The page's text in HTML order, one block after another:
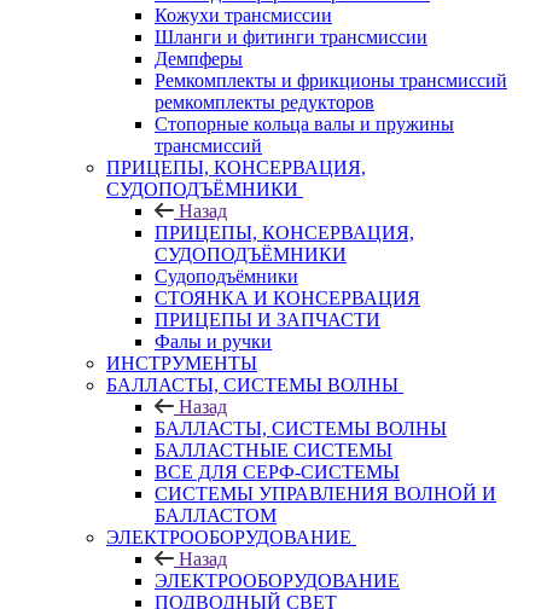
Кожухи трансмиссии
Шланги и фитинги трансмиссии
Демпферы
Ремкомплекты и фрикционы трансмиссий
ремкомплекты редукторов
Стопорные кольца валы и пружины
трансмиссий
ПРИЦЕПЫ, КОНСЕРВАЦИЯ,
СУДОПОДЪЁМНИКИ
Назад
ПРИЦЕПЫ, КОНСЕРВАЦИЯ,
СУДОПОДЪЁМНИКИ
Судоподъёмники
СТОЯНКА И КОНСЕРВАЦИЯ
ПРИЦЕПЫ И ЗАПЧАСТИ
Фалы и ручки
ИНСТРУМЕНТЫ
БАЛЛАСТЫ, СИСТЕМЫ ВОЛНЫ
Назад
БАЛЛАСТЫ, СИСТЕМЫ ВОЛНЫ
БАЛЛАСТНЫЕ СИСТЕМЫ
ВСЕ ДЛЯ СЕРФ-СИСТЕМЫ
СИСТЕМЫ УПРАВЛЕНИЯ ВОЛНОЙ И
БАЛЛАСТОМ
ЭЛЕКТРООБОРУДОВАНИЕ
Назад
ЭЛЕКТРООБОРУДОВАНИЕ
ПОДВОДНЫЙ СВЕТ